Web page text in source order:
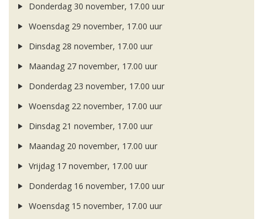
Donderdag 30 november, 17.00 uur
Woensdag 29 november, 17.00 uur
Dinsdag 28 november, 17.00 uur
Maandag 27 november, 17.00 uur
Donderdag 23 november, 17.00 uur
Woensdag 22 november, 17.00 uur
Dinsdag 21 november, 17.00 uur
Maandag 20 november, 17.00 uur
Vrijdag 17 november, 17.00 uur
Donderdag 16 november, 17.00 uur
Woensdag 15 november, 17.00 uur